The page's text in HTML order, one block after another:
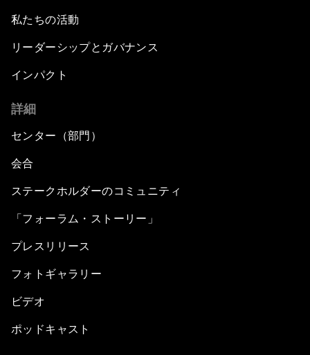
私たちの活動
リーダーシップとガバナンス
インパクト
詳細
センター（部門）
会合
ステークホルダーのコミュニティ
「フォーラム・ストーリー」
プレスリリース
フォトギャラリー
ビデオ
ポッドキャスト